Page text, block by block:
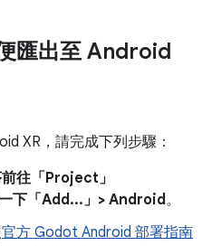
匯出至 Android
XR，請完成下列步驟：
往「Project」
下「Add...」 > Android。
官方 Godot Android 部署指南